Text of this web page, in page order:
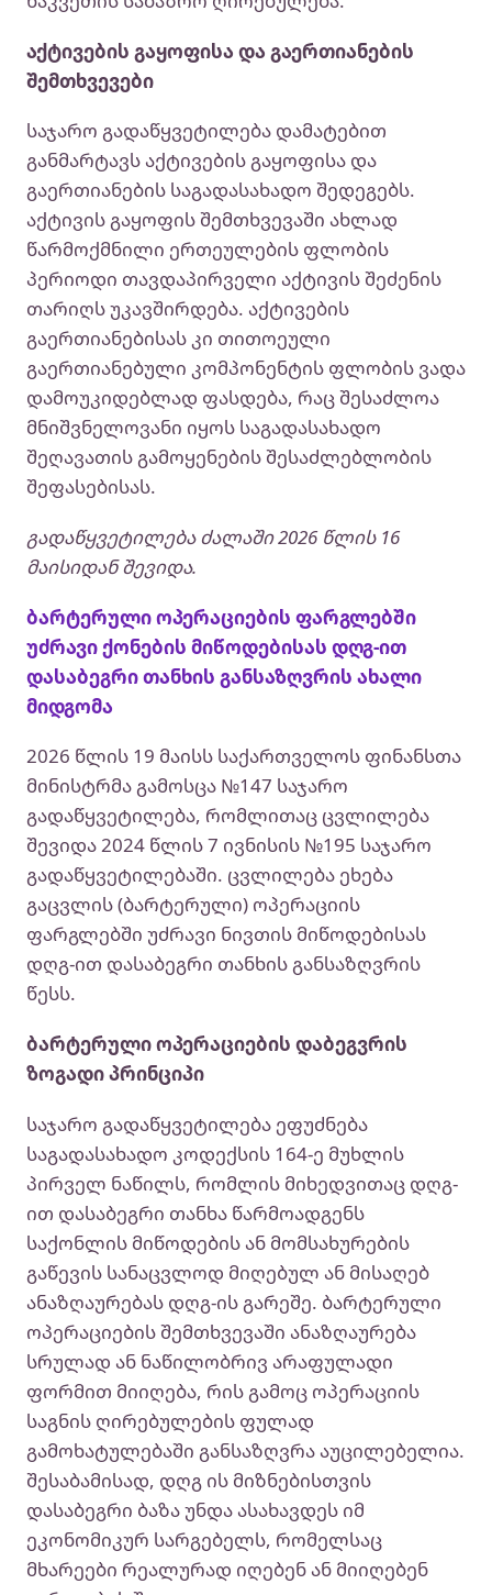
აქტივების გაყოფისა და გაერთიანების
შემთხვევები
საჯარო გადაწყვეტილება დამატებით
განმარტავს აქტივების გაყოფისა და
გაერთიანების საგადასახადო შედეგებს.
აქტივის გაყოფის შემთხვევაში ახლად
წარმოქმნილი ერთეულების ფლობის
პერიოდი თავდაპირველი აქტივის შეძენის
თარიღს უკავშირდება. აქტივების
გაერთიანებისას კი თითოეული
გაერთიანებული კომპონენტის ფლობის ვადა
დამოუკიდებლად ფასდება, რაც შესაძლოა
მნიშვნელოვანი იყოს საგადასახადო
შეღავათის გამოყენების შესაძლებლობის
შეფასებისას.
გადაწყვეტილება ძალაში 2026 წლის 16
მაისიდან შევიდა.
ბარტერული ოპერაციების ფარგლებში
უძრავი ქონების მიწოდებისას დღგ-ით
დასაბეგრი თანხის განსაზღვრის ახალი
მიდგომა
2026 წლის 19 მაისს საქართველოს ფინანსთა
მინისტრმა გამოსცა №147 საჯარო
გადაწყვეტილება, რომლითაც ცვლილება
შევიდა 2024 წლის 7 ივნისის №195 საჯარო
გადაწყვეტილებაში. ცვლილება ეხება
გაცვლის (ბარტერული) ოპერაციის
ფარგლებში უძრავი ნივთის მიწოდებისას
დღგ-ით დასაბეგრი თანხის განსაზღვრის
წესს.
ბარტერული ოპერაციების დაბეგვრის
ზოგადი პრინციპი
საჯარო გადაწყვეტილება ეფუძნება
საგადასახადო კოდექსის 164-ე მუხლის
პირველ ნაწილს, რომლის მიხედვითაც დღგ-
ით დასაბეგრი თანხა წარმოადგენს
საქონლის მიწოდების ან მომსახურების
გაწევის სანაცვლოდ მიღებულ ან მისაღებ
ანაზღაურებას დღგ-ის გარეშე. ბარტერული
ოპერაციების შემთხვევაში ანაზღაურება
სრულად ან ნაწილობრივ არაფულადი
ფორმით მიიღება, რის გამოც ოპერაციის
საგნის ღირებულების ფულად
გამოხატულებაში განსაზღვრა აუცილებელია.
შესაბამისად, დღგ ის მიზნებისთვის
დასაბეგრი ბაზა უნდა ასახავდეს იმ
ეკონომიკურ სარგებელს, რომელსაც
მხარეები რეალურად იღებენ ან მიიღებენ